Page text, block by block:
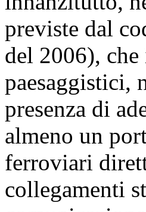
previste dal
del 2006),
paesaggistici,
presenza di
almeno un
ferroviari
collegamenti